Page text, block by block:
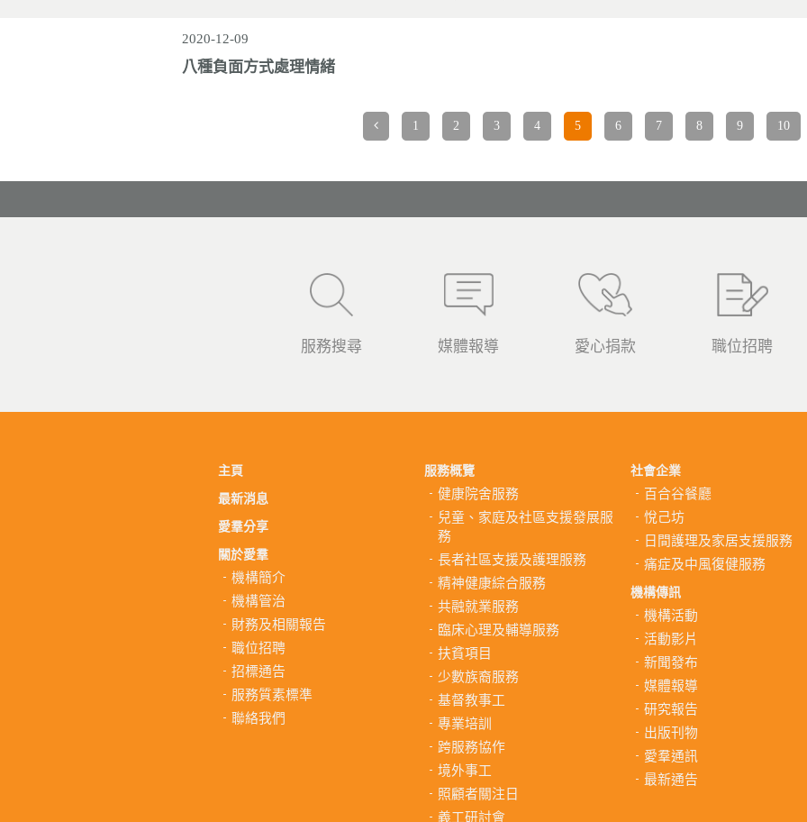
2020-12-09
八種負面方式處理情緒
1 2 3 4 5 6 7 8 9 10
服務搜尋 媒體報導 愛心捐款 職位招聘
主頁
最新消息
愛羣分享
關於愛羣
機構簡介
機構管治
財務及相關報告
職位招聘
招標通告
服務質素標準
聯絡我們
服務概覽
健康院舍服務
兒童、家庭及社區支援發展服
務
長者社區支援及護理服務
精神健康綜合服務
共融就業服務
臨床心理及輔導服務
扶貧項目
少數族裔服務
基督教事工
專業培訓
跨服務協作
境外事工
照顧者關注日
義工研討會
社會企業
百合谷餐廳
悅己坊
日間護理及家居支援服務
痛症及中風復健服務
機構傳訊
機構活動
活動影片
新聞發布
媒體報導
研究報告
出版刊物
愛羣通訊
最新通告